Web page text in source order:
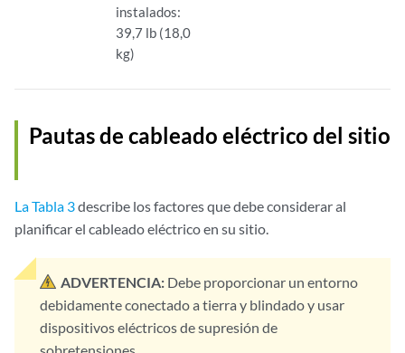
instalados:
39,7 lb (18,0
kg)
Pautas de cableado eléctrico del sitio
La Tabla 3describe los factores que debe considerar al
planificar el cableado eléctrico en su sitio.
ADVERTENCIA: Debe proporcionar un entorno
debidamente conectado a tierra y blindado y usar
dispositivos eléctricos de supresión de